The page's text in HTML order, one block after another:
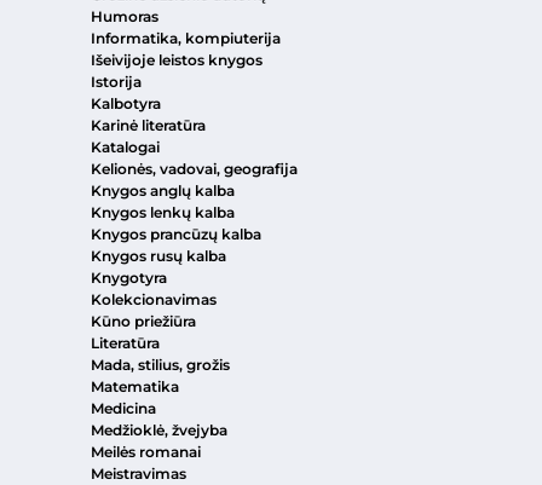
Humoras
Informatika, kompiuterija
Išeivijoje leistos knygos
Istorija
Kalbotyra
Karinė literatūra
Katalogai
Kelionės, vadovai, geografija
Knygos anglų kalba
Knygos lenkų kalba
Knygos prancūzų kalba
Knygos rusų kalba
Knygotyra
Kolekcionavimas
Kūno priežiūra
Literatūra
Mada, stilius, grožis
Matematika
Medicina
Medžioklė, žvejyba
Meilės romanai
Meistravimas